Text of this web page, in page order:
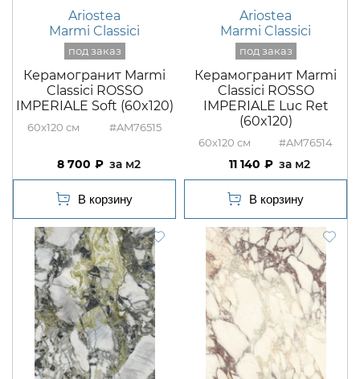
Ariostea
Marmi Classici
Керамогранит Marmi
Classici ROSSO
IMPERIALE Soft (60x120)
60x120 #AM76515
8 700 м2
Ariostea
Marmi Classici
Керамогранит Marmi
Classici ROSSO
IMPERIALE Luc Ret
(60x120)
60x120 #AM76514
11 140 м2